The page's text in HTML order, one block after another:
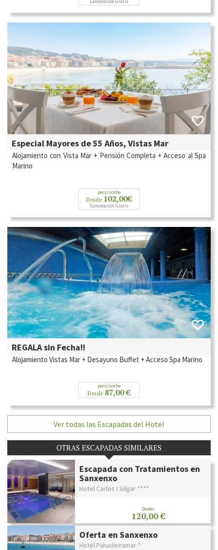
Especial Mayores de 55 Años, Vistas Mar
Alojamiento con Vista Mar + Pensión Completa + Acceso al Spa
Marino
pers/noche
Desde 102,00€
Cancelación Gratis
REGALA sin Fecha!!
Alojamiento Vistas Mar + Desayuno Buffet + Acceso Spa Marino
pers/noche
Desde 87,00 €
Ver todas las Escapadas del Hotel
OTRAS ESCAPADAS SIMILARES
Escapada con Tratamientos en
Sanxenxo
Hotel Carlos I Silgar ****
Desde:
120,00 €
Oferta en Sanxenxo
Hotel Panadeiramar *